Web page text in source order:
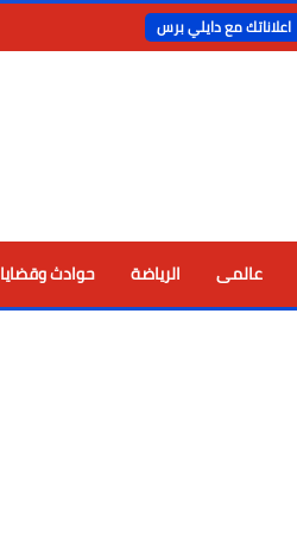
اعلاناتك مع دايلي برس
عالمى الرياضة حوادث وقضايا